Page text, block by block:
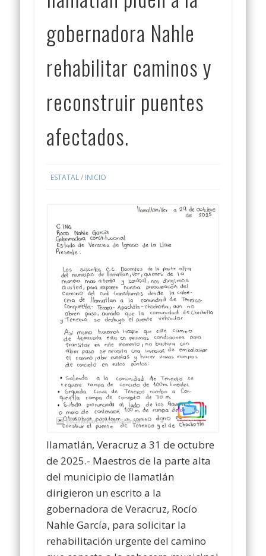
gobernadora Nahle
rehabilitar caminos y
reconstruir puentes
afectados.
ESTATAL/ INICIO
Ilamatlán, Veracruz a 31 de octubre
de 2025.- Maestros de la parte alta
del municipio de Ilamatlán
dirigieron un escrito a la
gobernadora de Veracruz, Rocío
Nahle García, para solicitar la
rehabilitación urgente del camino